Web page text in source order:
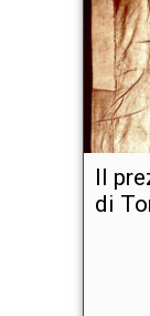
Il
di